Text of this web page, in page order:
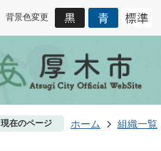
背景色変更
現在のページ ホーム 組織一覧